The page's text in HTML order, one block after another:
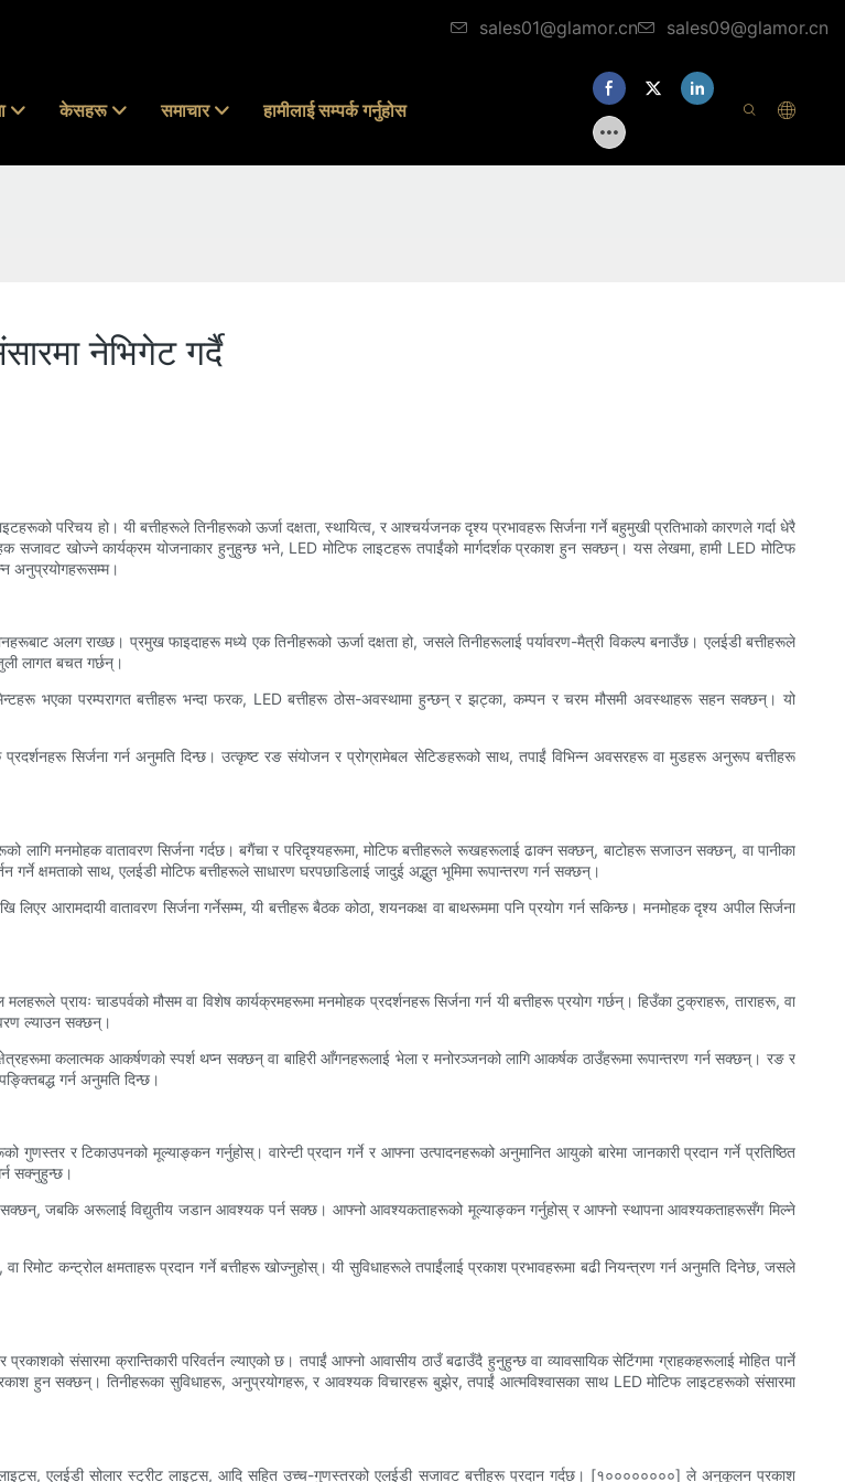
sales01@glamor.cn sales09@glamor.cn
केसहरू समाचार हामीलाई सम्पर्क गर्नुहोस
नेभिगेट गर्दै
परिचय हो। यी बत्तीहरूले तिनीहरूको ऊर्जा दक्षता, स्थायित्व, र आश्चर्यजनक दृश्य प्रभावहरू सिर्जना गर्ने बहुमुखी प्रतिभाको कारणले गर्दा धेरै
सजावट खोज्ने कार्यक्रम योजनाकार हुनुहुन्छ भने, LED मोटिफ लाइटहरू तपाईंको मार्गदर्शक प्रकाश हुन सक्छन्। यस लेखमा, हामी LED मोटिफ
अनुप्रयोगहरूसम्म।
अलग राख्छ। प्रमुख फाइदाहरू मध्ये एक तिनीहरूको ऊर्जा दक्षता हो, जसले तिनीहरूलाई पर्यावरण-मैत्री विकल्प बनाउँछ। एलईडी बत्तीहरूले
लागत बचत गर्छन्।
भएका परम्परागत बत्तीहरू भन्दा फरक, LED बत्तीहरू ठोस-अवस्थामा हुन्छन् र झट्का, कम्पन र चरम मौसमी अवस्थाहरू सहन सक्छन्। यो
सिर्जना गर्न अनुमति दिन्छ। उत्कृष्ट रङ संयोजन र प्रोग्रामेबल सेटिङहरूको साथ, तपाईं विभिन्न अवसरहरू वा मुडहरू अनुरूप बत्तीहरू
लागि मनमोहक वातावरण सिर्जना गर्दछ। बगैंचा र परिदृश्यहरूमा, मोटिफ बत्तीहरूले रूखहरूलाई ढाक्न सक्छन्, बाटोहरू सजाउन सक्छन्, वा पानीका
क्षमताको साथ, एलईडी मोटिफ बत्तीहरूले साधारण घरपछाडिलाई जादुई अद्भुत भूमिमा रूपान्तरण गर्न सक्छन्।
आरामदायी वातावरण सिर्जना गर्नेसम्म, यी बत्तीहरू बैठक कोठा, शयनकक्ष वा बाथरूममा पनि प्रयोग गर्न सकिन्छ। मनमोहक दृश्य अपील सिर्जना
प्रायः चाडपर्वको मौसम वा विशेष कार्यक्रमहरूमा मनमोहक प्रदर्शनहरू सिर्जना गर्न यी बत्तीहरू प्रयोग गर्छन्। हिउँका टुक्राहरू, ताराहरू, वा
ल्याउन सक्छन्।
कलात्मक आकर्षणको स्पर्श थप्न सक्छन् वा बाहिरी आँगनहरूलाई भेला र मनोरञ्जनको लागि आकर्षक ठाउँहरूमा रूपान्तरण गर्न सक्छन्। रङ र
गर्न अनुमति दिन्छ।
गुणस्तर र टिकाउपनको मूल्याङ्कन गर्नुहोस्। वारेन्टी प्रदान गर्ने र आफ्ना उत्पादनहरूको अनुमानित आयुको बारेमा जानकारी प्रदान गर्ने प्रतिष्ठित
सक्नुहुन्छ।
हुन सक्छन्, जबकि अरूलाई विद्युतीय जडान आवश्यक पर्न सक्छ। आफ्नो आवश्यकताहरूको मूल्याङ्कन गर्नुहोस् र आफ्नो स्थापना आवश्यकताहरूसँग मिल्ने
कन्ट्रोल क्षमताहरू प्रदान गर्ने बत्तीहरू खोज्नुहोस्। यी सुविधाहरूले तपाईंलाई प्रकाश प्रभावहरूमा बढी नियन्त्रण गर्न अनुमति दिनेछ, जसले
संसारमा क्रान्तिकारी परिवर्तन ल्याएको छ। तपाईं आफ्नो आवासीय ठाउँ बढाउँदै हुनुहुन्छ वा व्यावसायिक सेटिंगमा ग्राहकहरूलाई मोहित पार्ने
हुन सक्छन्। तिनीहरूका सुविधाहरू, अनुप्रयोगहरू, र आवश्यक विचारहरू बुझेर, तपाईं आत्मविश्वासका साथ LED मोटिफ लाइटहरूको संसारमा
एलईडी सोलार स्ट्रीट लाइट्स, आदि सहित उच्च-गुणस्तरको एलईडी सजावट बत्तीहरू प्रदान गर्दछ। [१००००००००] ले अनुकूलन प्रकाश